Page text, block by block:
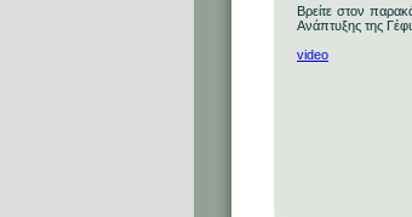
Bρείτε στον
Ανάπτυξης της
video